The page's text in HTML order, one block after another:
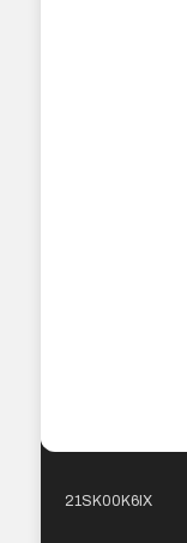
21SK00K6IX